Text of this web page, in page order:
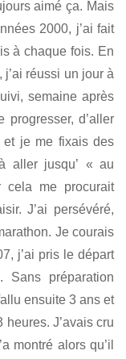
aimé ça. Mais
2000, j’ai fait
à chaque fois. En
réussi un jour à
semaine après
d’aller
et je me fixais des
aller jusqu’ « au
cela me procurait
J’ai persévéré,
Je courais
j’ai pris le départ
Sans préparation
ensuite 3 ans et
J’avais cru
montré alors qu’il